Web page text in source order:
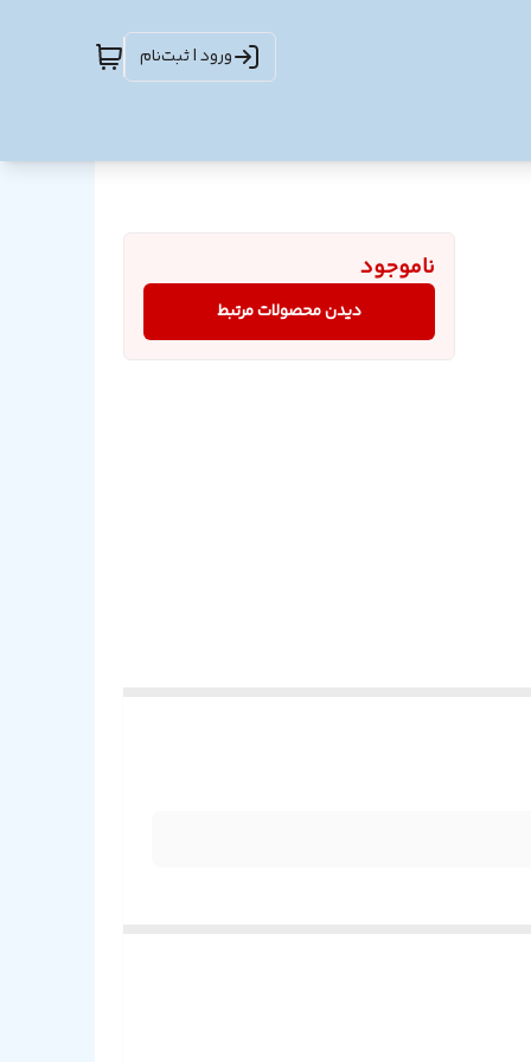
ورود | ثبت‌نام
ناموجود
دیدن محصولات مرتبط